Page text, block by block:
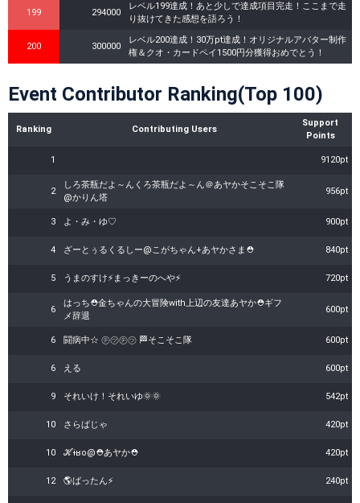
199 294000
レベル199達成！あと少しで達成項目完走！ここまで走
り抜けてきた感想を語ろう！
200 300000
レベル200達成！30万pt達成！オリジナルアバター制作
権＆クオ・カードペイ1500円分獲得おめでとう！
Event Contributor Ranking(Top 100)
Ranking Contributing Users
Support
Points
1 9120pt
2
しろ茶瓶だよ～んくろ茶瓶だよ～ん＠あヤかそこそこ隊
@かりん塔
956pt
3 よ・み・ゆ♡ 900pt
4 ざーとぅるくるしー@こがちゃん+あヤかさま⛑ 840pt
5 うまのすけ⚡まっきーのへや⚡ 720pt
6
はっち⛑金ちゃんの大冒険with上辺の友達あヤか⛑ギフ
メ辞退
600pt
6 闘病中☆ ㋢㋡㋢㋡ 🏁そこそこ隊 600pt
6 える 600pt
9 それいけ！それいゆ🌞🌞 542pt
10 さらばじゃ 420pt
10 ℋɨʁo@⛑️あヤか⛑️ 420pt
12 🌎ばったん⚡ 240pt